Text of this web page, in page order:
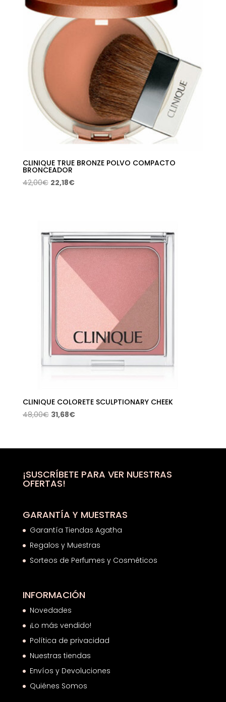
CLINIQUE TRUE BRONZE POLVO COMPACTO
BRONCEADOR
42,00€ El
22,18€El
CLINIQUE COLORETE SCULPTIONARY CHEEK
48,00€ El
era:
31,68€El
es:
¡SUSCRÍBETE PARA VER NUESTRAS
OFERTAS!
GARANTÍA Y MUESTRAS
Garantía Tiendas Agatha
Regalos y Muestras
Sorteos de Perfumes y Cosméticos
INFORMACIÓN
Novedades
¡Lo más vendido!
Política de privacidad
Nuestras tiendas
Envíos y Devoluciones
Quiénes Somos